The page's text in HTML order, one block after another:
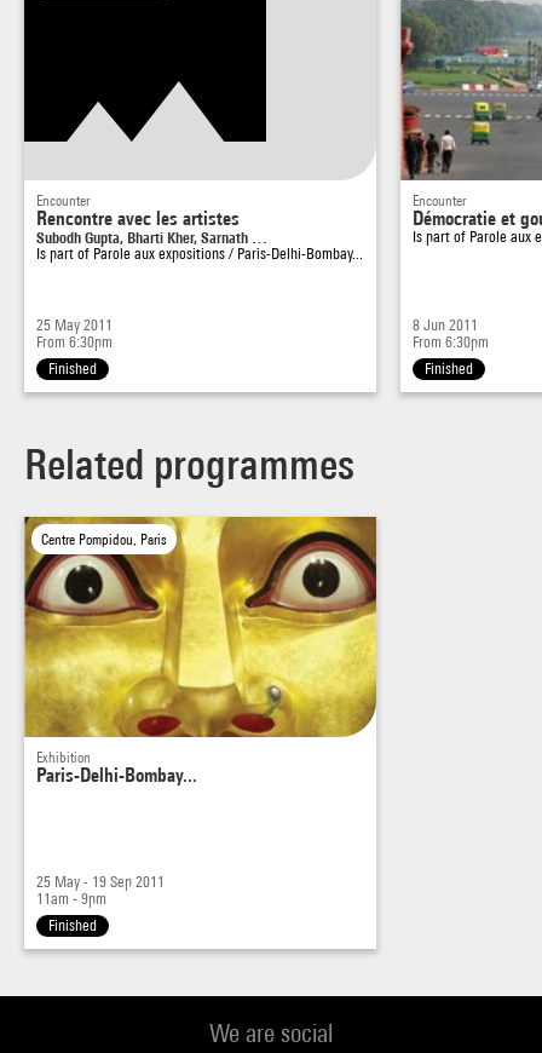
Encounter
Rencontre avec les artistes
Subodh Gupta, Bharti Kher, Sarnath …
Is part of Parole aux expositions / Paris-Delhi-Bombay...
25 May 2011
From 6:30pm
Finished
Encounter
Démocratie et
Is part of Parole aux
8 Jun 2011
From 6:30pm
Finished
Related programmes
Centre Pompidou, Paris
Exhibition
Paris-Delhi-Bombay...
25 May - 19 Sep 2011
11am - 9pm
Finished
We are social